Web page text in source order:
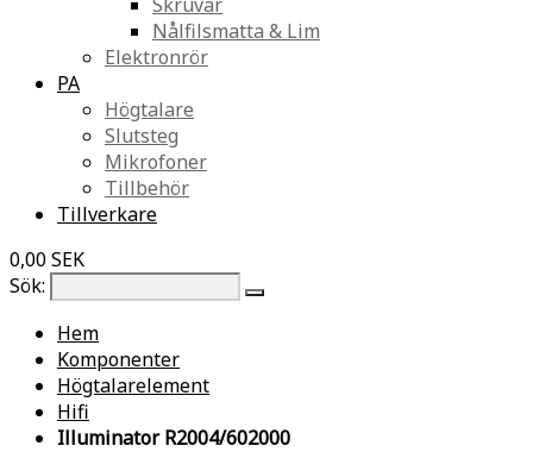
Nålfilsmatta & Lim
Elektronrör
PA
Högtalare
Slutsteg
Mikrofoner
Tillbehör
Tillverkare
0,00 SEK
Sök:
Hem
Komponenter
Högtalarelement
Hifi
Illuminator R2004/602000